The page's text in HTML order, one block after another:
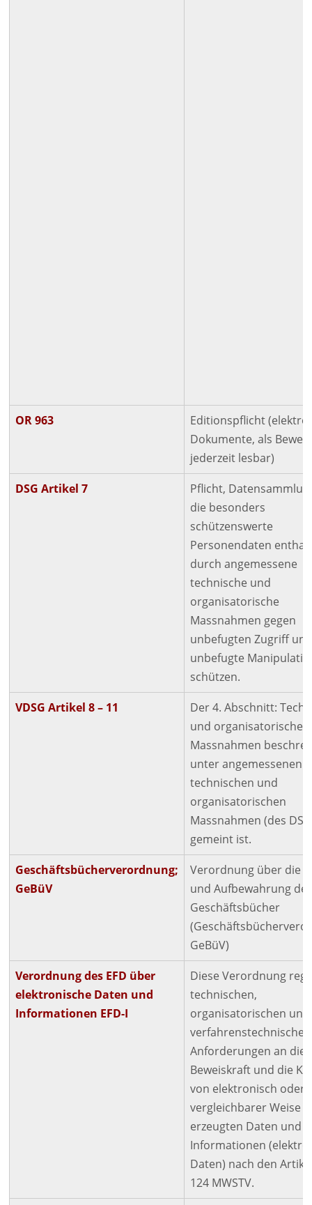
OR 963
Editionspflicht
Dokumente, als
jederzeit lesbar)
DSG Artikel 7
Pflicht,
die besonders
schützenswerte
Personendaten
durch angemessene
technische und
organisatorische
Massnahmen gegen
unbefugten Zugriff
unbefugte
schützen.
VDSG Artikel 8 – 11
Der 4. Abschnitt:
und organisatorische
Massnahmen
unter angemessenen
technischen und
organisatorischen
Massnahmen (des DSG
gemeint ist.
Geschäftsbücherverordnung;
GeBüV
Verordnung über die
und Aufbewahrung der
Geschäftsbücher
GeBüV)
Verordnung des EFD über
elektronische Daten und
Informationen EFD-I
Diese Verordnung
technischen,
organisatorischen und
verfahrenstechnischen
Anforderungen an die
Beweiskraft und die
von elektronisch oder
vergleichbarer Weise
erzeugten Daten und
Informationen
Daten) nach den
124 MWSTV.